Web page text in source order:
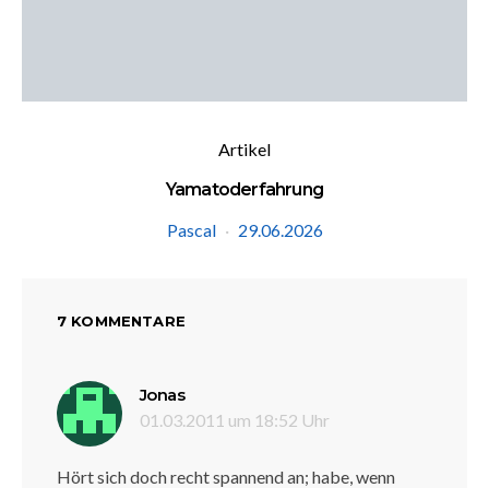
Artikel
Yamatoderfahrung
Pascal
29.06.2026
7 KOMMENTARE
Jonassagt:
01.03.2011 um 18:52 Uhr
Hört sich doch recht spannend an; habe, wenn